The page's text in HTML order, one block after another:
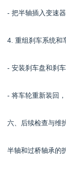
- 把半轴插入变速
4. 重组刹车系统和
- 安装刹车盘和刹
- 将车轮重新装回
六、后续检查与维
半轴和过桥轴承的